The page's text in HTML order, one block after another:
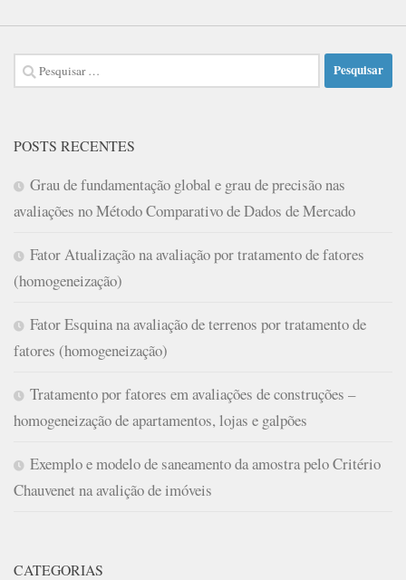
Pesquisar
por:
POSTS RECENTES
Grau de fundamentação global e grau de precisão nas
avaliações no Método Comparativo de Dados de Mercado
Fator Atualização na avaliação por tratamento de fatores
(homogeneização)
Fator Esquina na avaliação de terrenos por tratamento de
fatores (homogeneização)
Tratamento por fatores em avaliações de construções –
homogeneização de apartamentos, lojas e galpões
Exemplo e modelo de saneamento da amostra pelo Critério
Chauvenet na avalição de imóveis
CATEGORIAS